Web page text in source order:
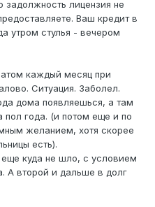
задолжность лицензия не
Ваш кредит в
утром стулья - вечером
каждый месяц при
Ситуация. Заболел.
дома появляешься, а там
пол года. (и потом еще и по
желанием, хотя скорее
есть).
куда не шло, с условием
А второй и дальше в долг